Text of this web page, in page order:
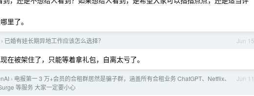
里了。
Jun 15
› 已婚有娃长期异地工作应该怎么选择？
在被架住了，只能等着拿礼包，自离太亏了。
Jun 11
› 电报第一 3 万+会员的合租群居然是骗子群，涵盖所有合租业务 ChatGPT、Netflix、
等服务 大家一定要小心